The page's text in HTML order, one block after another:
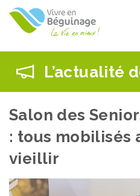
Aller
contenu
L’actualité
Salon des
: tous mobilisés
vieillir